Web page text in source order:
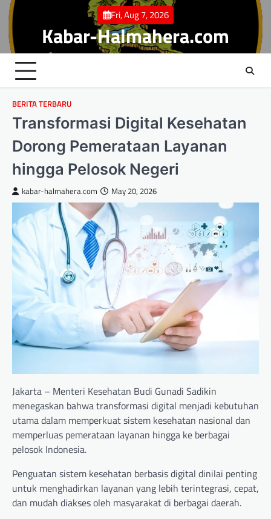
Skip
content
Fri, Aug 7, 2026
Kabar-Halmahera.com
BERITA TERBARU
Transformasi Digital Kesehatan
Dorong Pemerataan Layanan
hingga Pelosok Negeri
kabar-halmahera.com May 20, 2026
Jakarta – Menteri Kesehatan Budi Gunadi Sadikin
menegaskan bahwa transformasi digital menjadi kebutuhan
utama dalam memperkuat sistem kesehatan nasional dan
memperluas pemerataan layanan hingga ke berbagai
pelosok Indonesia.
Penguatan sistem kesehatan berbasis digital dinilai penting
untuk menghadirkan layanan yang lebih terintegrasi, cepat,
dan mudah diakses oleh masyarakat di berbagai daerah.